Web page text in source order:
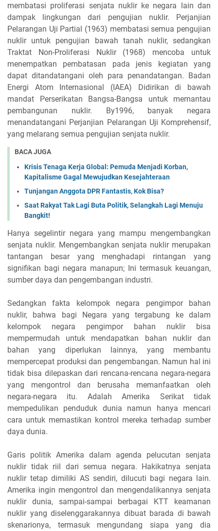
membatasi proliferasi senjata nuklir ke negara lain dan
dampak lingkungan dari pengujian nuklir. Perjanjian
Pelarangan Uji Partial (1963) membatasi semua pengujian
nuklir untuk pengujian bawah tanah nuklir, sedangkan
Traktat Non-Proliferasi Nuklir (1968) mencoba untuk
menempatkan pembatasan pada jenis kegiatan yang
dapat ditandatangani oleh para penandatangan. Badan
Energi Atom Internasional (IAEA) Didirikan di bawah
mandat Perserikatan Bangsa-Bangsa untuk memantau
pembangunan nuklir. By1996, banyak negara
menandatangani Perjanjian Pelarangan Uji Komprehensif,
yang melarang semua pengujian senjata nuklir.
BACA JUGA
Krisis Tenaga Kerja Global: Pemuda Menjadi Korban,
Kapitalisme Gagal Mewujudkan Kesejahteraan
Tunjangan Anggota DPR Fantastis, Kok Bisa?
Saat Rakyat Tak Lagi Buta Politik, Selangkah Lagi Menuju
Bangkit!
Hanya segelintir negara yang mampu mengembangkan
senjata nuklir. Mengembangkan senjata nuklir merupakan
tantangan besar yang menghadapi rintangan yang
signifikan bagi negara manapun; Ini termasuk keuangan,
sumber daya dan pengembangan industri.
Sedangkan fakta kelompok negara pengimpor bahan
nuklir, bahwa bagi Negara yang tergabung ke dalam
kelompok negara pengimpor bahan nuklir bisa
mempermudah untuk mendapatkan bahan nuklir dan
bahan yang diperlukan lainnya, yang membantu
mempercepat produksi dan pengembangan. Namun hal ini
tidak bisa dilepaskan dari rencana-rencana negara-negara
yang mengontrol dan berusaha memanfaatkan oleh
negara-negara itu. Adalah Amerika Serikat tidak
mempedulikan penduduk dunia namun hanya mencari
cara untuk memastikan kontrol mereka terhadap sumber
daya dunia.
Garis politik Amerika dalam agenda pelucutan senjata
nuklir tidak riil dari semua negara. Hakikatnya senjata
nuklir tetap dimiliki AS sendiri, dilucuti bagi negara lain.
Amerika ingin mengontrol dan mengendalikannya senjata
nuklir dunia, sampai-sampai berbagai KTT keamanan
nuklir yang diselenggarakannya dibuat barada di bawah
skenarionya, termasuk mengundang siapa yang dia